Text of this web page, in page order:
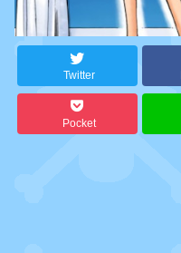
Twitter
Pocket